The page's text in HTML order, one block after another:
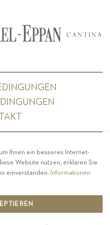
- COOKIE POLICY-
KODEX
Ihnen ein besseres Internet-
Website nutzen, erklären Sie
einverstanden. Informationen